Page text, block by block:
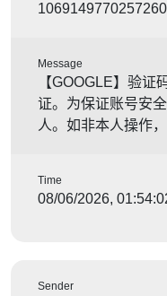
Message
【GOOGLE】验
证。为保证账号安
人。如非本人操作
Time
08/06/2026,
Sender